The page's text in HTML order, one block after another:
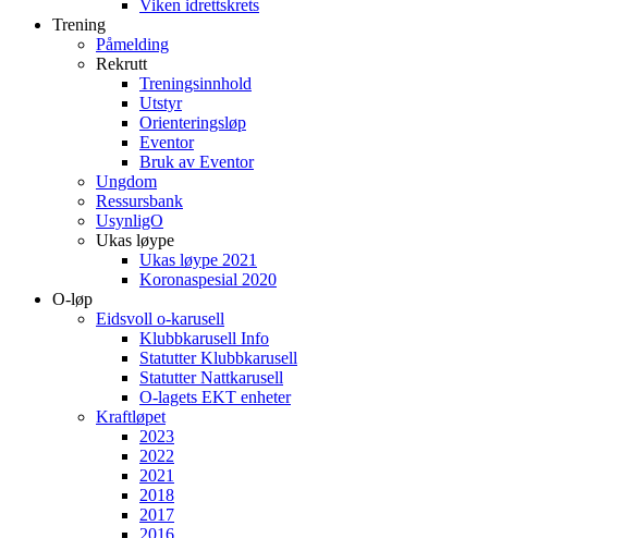
Viken idrettskrets
Trening
Påmelding
Rekrutt
Treningsinnhold
Utstyr
Orienteringsløp
Eventor
Bruk av Eventor
Ungdom
Ressursbank
UsynligO
Ukas løype
Ukas løype 2021
Koronaspesial 2020
O-løp
Eidsvoll o-karusell
Klubbkarusell Info
Statutter Klubbkarusell
Statutter Nattkarusell
O-lagets EKT enheter
Kraftløpet
2023
2022
2021
2018
2017
2016